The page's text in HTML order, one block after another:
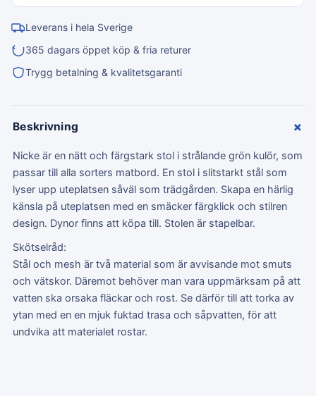
Leverans i hela Sverige
365 dagars öppet köp & fria returer
Trygg betalning & kvalitetsgaranti
Beskrivning +
Nicke är en nätt och färgstark stol i strålande grön kulör, som
passar till alla sorters matbord. En stol i slitstarkt stål som
lyser upp uteplatsen såväl som trädgården. Skapa en härlig
känsla på uteplatsen med en smäcker färgklick och stilren
design. Dynor finns att köpa till. Stolen är stapelbar.
Skötselråd:
Stål och mesh är två material som är avvisande mot smuts
och vätskor. Däremot behöver man vara uppmärksam på att
vatten ska orsaka fläckar och rost. Se därför till att torka av
ytan med en en mjuk fuktad trasa och såpvatten, för att
undvika att materialet rostar.